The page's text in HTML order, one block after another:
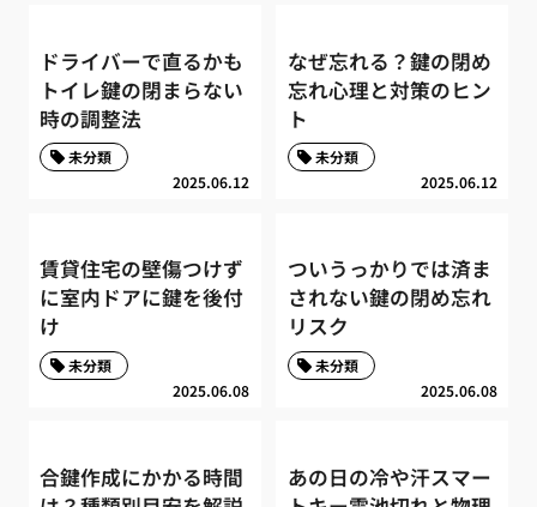
ドライバーで直るかも
トイレ鍵の閉まらない
時の調整法
2025.06.12
未分類
なぜ忘れる？鍵の閉め
忘れ心理と対策のヒン
ト
2025.06.12
未分類
賃貸住宅の壁傷つけず
に室内ドアに鍵を後付
け
2025.06.08
未分類
ついうっかりでは済ま
されない鍵の閉め忘れ
リスク
2025.06.08
未分類
合鍵作成にかかる時間
あの日の冷や汗スマー